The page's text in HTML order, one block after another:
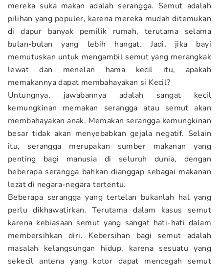
mereka suka makan adalah serangga. Semut adalah
pilihan yang populer, karena mereka mudah ditemukan
di dapur banyak pemilik rumah, terutama selama
bulan-bulan yang lebih hangat. Jadi, jika bayi
memutuskan untuk mengambil semut yang merangkak
lewat dan menelan hama kecil itu, apakah
memakannya dapat membahayakan si Kecil?
Untungnya, jawabannya adalah sangat kecil
kemungkinan memakan serangga atau semut akan
membahayakan anak. Memakan serangga kemungkinan
besar tidak akan menyebabkan gejala negatif. Selain
itu, serangga merupakan sumber makanan yang
penting bagi manusia di seluruh dunia, dengan
beberapa serangga bahkan dianggap sebagai makanan
lezat di negara-negara tertentu.
Beberapa serangga yang tertelan bukanlah hal yang
perlu dikhawatirkan. Terutama dalam kasus semut
karena kebiasaan semut yang sangat hati-hati dalam
membersihkan diri. Kebersihan bagi semut adalah
masalah kelangsungan hidup, karena sesuatu yang
sekecil antena yang kotor dapat mencegah semut